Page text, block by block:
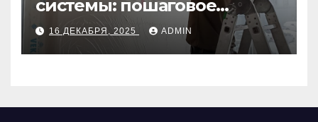
системы: пошаговое
руководство
16 ДЕКАБРЯ, 2025 ADMIN